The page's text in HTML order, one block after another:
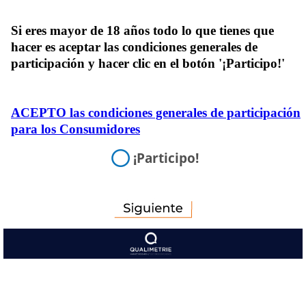
Si eres mayor de 18 años todo lo que tienes que
hacer es aceptar las condiciones generales de
participación y hacer clic en el botón '¡Participo!'
ACEPTO las condiciones generales de participación
para los Consumidores
¡Participo!